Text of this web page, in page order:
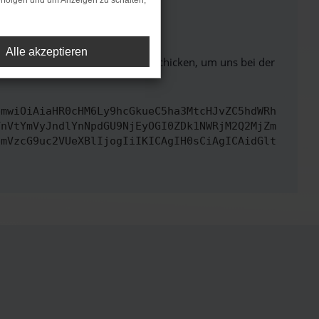
unterstützt werden.
Du kannst uns diesen Text schicken, um uns bei der
Alle akzeptieren